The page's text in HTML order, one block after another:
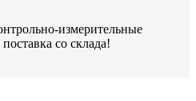
измерительные
со склада!